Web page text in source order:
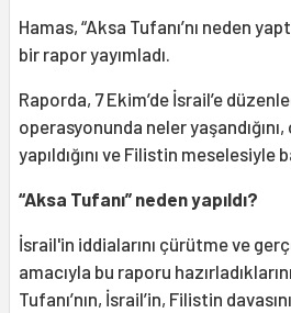
Hamas, “Aksa Tufanı’nı neden
bir rapor yayımladı.
Raporda, 7 Ekim’de İsrail’e
operasyonunda neler
yapıldığını ve Filistin meselesiyle
“Aksa Tufanı” neden yapıldı?
İsrail'in iddialarını çürütme ve
amacıyla bu raporu
Tufanı’nın, İsrail’in, Filistin